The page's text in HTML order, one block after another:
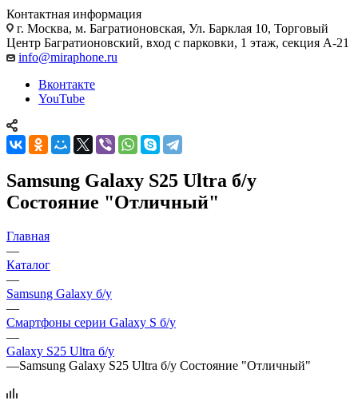
Контактная информация
г. Москва, м. Багратионовская, Ул. Барклая 10, Торговый
Центр Багратионовский, вход с парковки, 1 этаж, секция А-21
info@miraphone.ru
Вконтакте
YouTube
Samsung Galaxy S25 Ultra б/у
Состояние "Отличный"
Главная
—
Каталог
—
Samsung Galaxy б/у
—
Смартфоны серии Galaxy S б/у
—
Galaxy S25 Ultra б/у
—Samsung Galaxy S25 Ultra б/у Состояние "Отличный"